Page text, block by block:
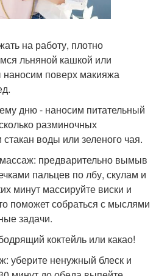
на работу, плотно
льняной кашкой или
наносим поверх макияжа
дню - наносим питательный
разминочных
воды или зеленого чая.
предварительно вымыв
пальцев по лбу, скулам и
минут массируйте виски и
поможет собраться с мыслями
задачи.
коктейль или какао!
уберите ненужный блеск и